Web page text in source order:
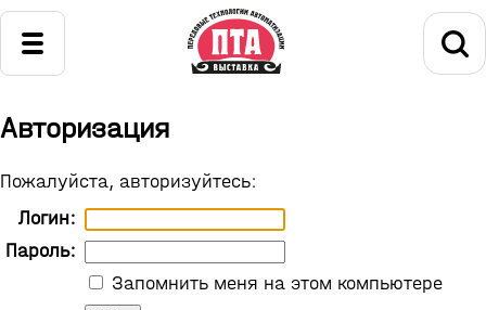
Авторизация
Пожалуйста, авторизуйтесь:
Логин:
Пароль:
Запомнить меня на этом компьютере